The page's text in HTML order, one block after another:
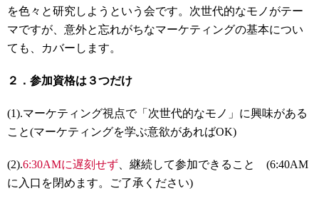
を色々と研究しようという会です。次世代的なモノがテー
マですが、意外と忘れがちなマーケティングの基本につい
ても、カバーします。
２．参加資格は３つだけ
(1).マーケティング視点で「次世代的なモノ」に興味がある
こと(マーケティングを学ぶ意欲があればOK)
(2).6:30AMに遅刻せず 、継続して参加できること (6:40AM
に入口を閉めます。ご了承ください)